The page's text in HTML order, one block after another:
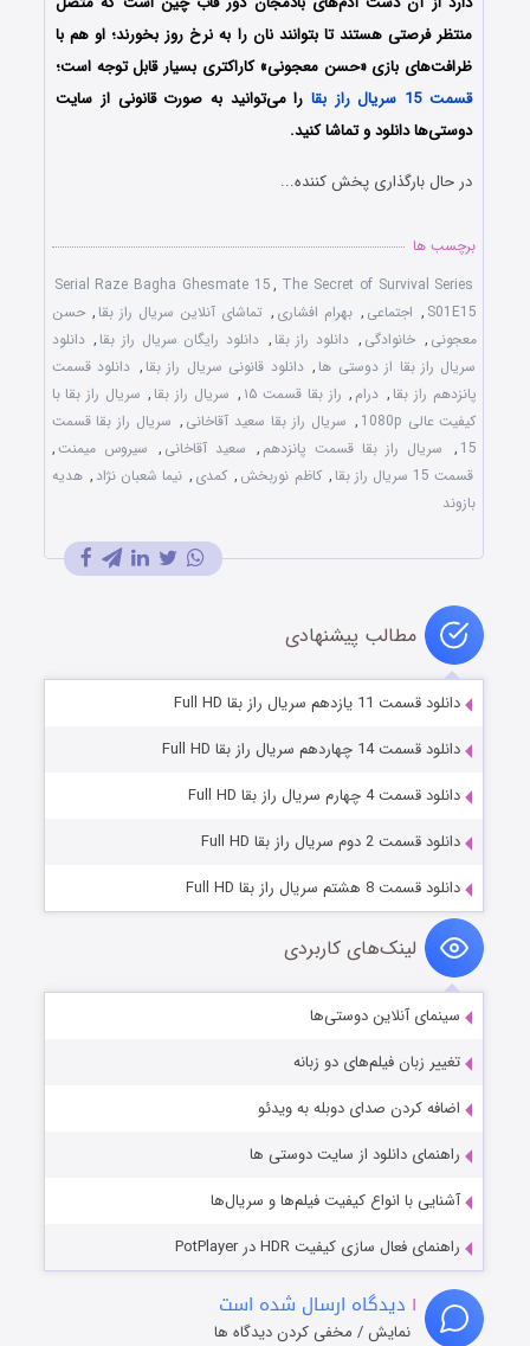
منتظر فرصتی هستند تا بتوانند نان را به نرخ روز بخورند؛ او هم با
ظرافت‌های بازی «حسن معجونی» کاراکتری بسیار قابل توجه است؛
قسمت 15 سریال راز بقا
را می‌توانید به صورت قانونی از سایت
دوستی‌ها دانلود و تماشا کنید.
در حال بارگذاری پخش کننده...
برچسب ها
Serial Raze Bagha Ghesmate 15, The Secret of Survival Series
S01E15
, اجتماعی , بهرام افشاری , تماشای آنلاین سریال راز بقا , حسن
معجونی , خانوادگی , دانلود راز بقا , دانلود رایگان سریال راز بقا , دانلود
سریال راز بقا از دوستی ها , دانلود قانونی سریال راز بقا , دانلود قسمت
پانزدهم راز بقا , درام , راز بقا قسمت ۱۵ , سریال راز بقا , سریال راز بقا با
کیفیت عالی 1080p
, سریال راز بقا سعید آقاخانی , سریال راز بقا قسمت
15
, سریال راز بقا قسمت پانزدهم , سعید آقاخانی , سیروس میمنت,
قسمت 15 سریال راز بقا
, کاظم نوربخش , کمدی , نیما شعبان نژاد , هدیه
بازوند
مطالب پیشنهادی
دانلود قسمت 11 یازدهم سریال راز بقا Full HD
دانلود قسمت 14 چهاردهم سریال راز بقا Full HD
دانلود قسمت 4 چهارم سریال راز بقا Full HD
دانلود قسمت 2 دوم سریال راز بقا Full HD
دانلود قسمت 8 هشتم سریال راز بقا Full HD
لینک‌های کاربردی
سینمای آنلاین دوستی‌ها
تغییر زبان فیلم‌های دو زبانه
اضافه کردن صدای دوبله به ویدئو
راهنمای دانلود از سایت دوستی ها
آشنایی با انواع کیفیت فیلم‌ها و سریال‌ها
راهنمای فعال سازی کیفیت HDR در PotPlayer
۱ دیدگاه ارسال شده است
نمایش / مخفی کردن دیدگاه ها